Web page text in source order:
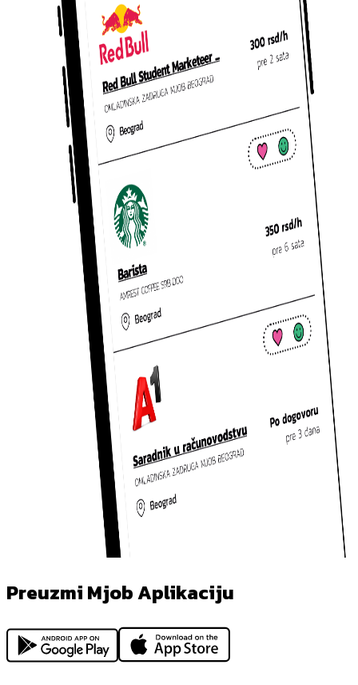
Preuzmi Mjob Aplikaciju